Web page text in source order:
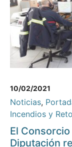
10/02/2021
Noticias,
Incendios y
El
Diputación